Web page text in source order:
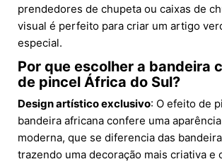
prendedores de chupeta ou caixas de
visual é perfeito para criar um artigo
especial.
Por que escolher a bandeira
de pincel África do Sul?
Design artístico exclusivo: O efeito de
bandeira africana confere uma
moderna, que se diferencia das
trazendo uma decoração mais criativa e